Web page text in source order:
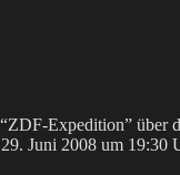
Expedition” über
Juni 2008 um 19:30